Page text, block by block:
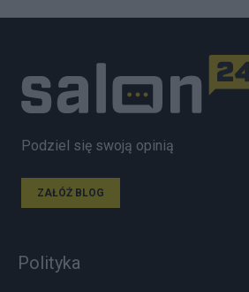
Podziel się swoją opinią
ZAŁÓŻ BLOG
Polityka